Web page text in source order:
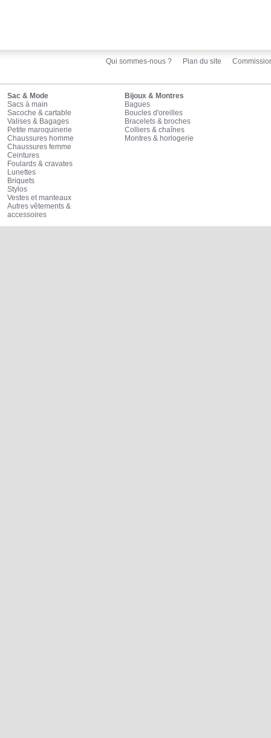
Qui sommes-nous ? Plan du site
Sac & Mode
Sacs à main
Sacoche & cartable
Valises & Bagages
Petite maroquinerie
Chaussures homme
Chaussures femme
Ceintures
Foulards & cravates
Lunettes
Briquets
Stylos
Vestes et manteaux
Autres vêtements &
accessoires
Bijoux & Montres
Bagues
Boucles d'oreilles
Bracelets & broches
Colliers & chaînes
Montres & horlogerie